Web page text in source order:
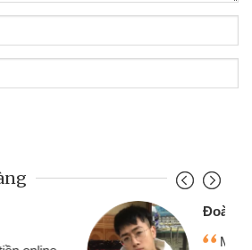
Mình cần tiền gấp nên định cầm cố